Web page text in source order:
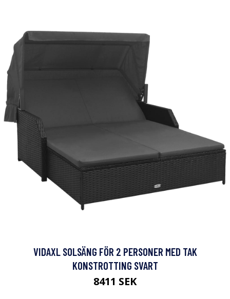
VIDAXL SOLSÄNG FÖR 2 PERSONER MED TAK
KONSTROTTING SVART
8411 SEK